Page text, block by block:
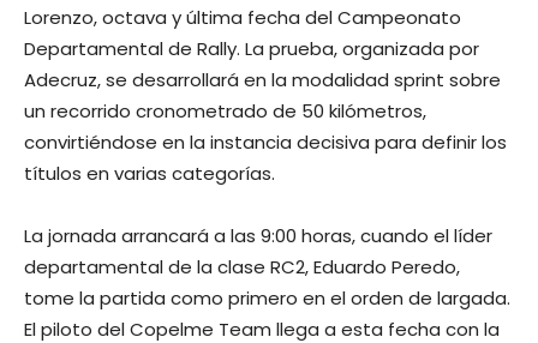
Lorenzo, octava y última fecha del Campeonato
Departamental de Rally. La prueba, organizada por
Adecruz, se desarrollará en la modalidad sprint sobre
un recorrido cronometrado de 50 kilómetros,
convirtiéndose en la instancia decisiva para definir los
títulos en varias categorías.
La jornada arrancará a las 9:00 horas, cuando el líder
departamental de la clase RC2, Eduardo Peredo,
tome la partida como primero en el orden de largada.
El piloto del Copelme Team llega a esta fecha con la